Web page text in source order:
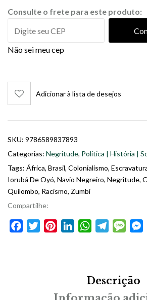
Consulte o frete para este produto:
Não sei meu cep
Adicionar à lista de desejos
SKU: 9786589837893
Categorias: Negritude, Política | História |
Tags: África, Brasil, Colonialismo,
Iorubá De Oyó, Navio Negreiro, Negritude,
Quilombo, Racismo, Zumbi
Compartilhe:
FacebookTwitterPinterestLinkedInWhatsAppTelegram
Descrição